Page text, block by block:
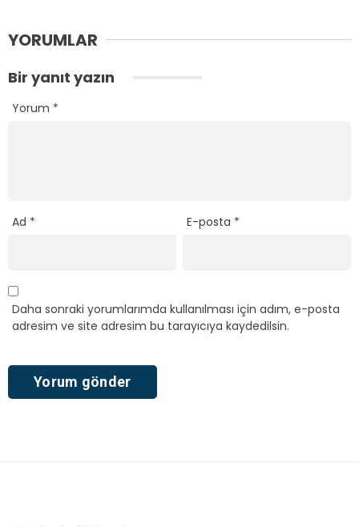
YORUMLAR
Bir yanıt yazın
Yorum *
Ad * E-posta *
Daha sonraki yorumlarımda kullanılması için adım, e-posta
adresim ve site adresim bu tarayıcıya kaydedilsin.